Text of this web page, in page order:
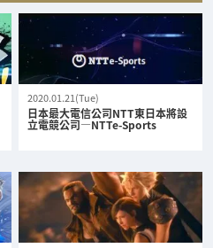
2020.01.21(Tue)
日本最大電信公司NTT東日本將設
立電競公司—NTTe-Sports